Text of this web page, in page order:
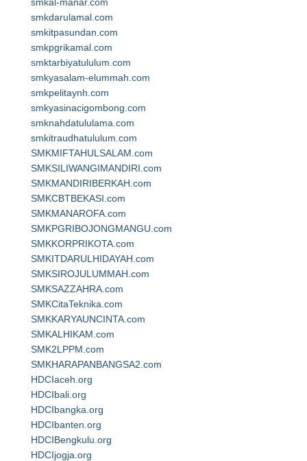
smkdarulamal.com
smkitpasundan.com
smkpgrikamal.com
smktarbiyatululum.com
smkyasalam-elummah.com
smkpelitaynh.com
smkyasinacigombong.com
smknahdatululama.com
smkitraudhatululum.com
SMKMIFTAHULSALAM.com
SMKSILIWANGIMANDIRI.com
SMKMANDIRIBERKAH.com
SMKCBTBEKASI.com
SMKMANAROFA.com
SMKPGRIBOJONGMANGU.com
SMKKORPRIKOTA.com
SMKITDARULHIDAYAH.com
SMKSIROJULUMMAH.com
SMKSAZZAHRA.com
SMKCitaTeknika.com
SMKKARYAUNCINTA.com
SMKALHIKAM.com
SMK2LPPM.com
SMKHARAPANBANGSA2.com
HDCIaceh.org
HDCIbali.org
HDCIbangka.org
HDCIbanten.org
HDCIBengkulu.org
HDCIjogja.org